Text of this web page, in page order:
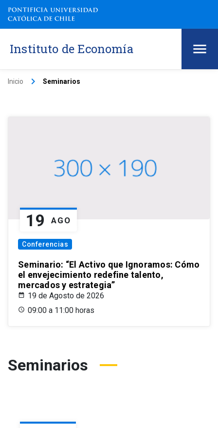
Instituto de Economía
Inicio keyboard_arrow_right Seminarios
19 AGO
Conferencias
Seminario: “El Activo que Ignoramos: Cómo
el envejecimiento redefine talento,
mercados y estrategia”
19 de Agosto de 2026
09:00 a 11:00 horas
Seminarios